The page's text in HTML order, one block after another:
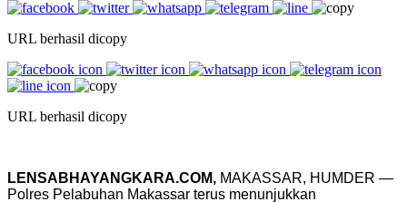
URL berhasil dicopy
URL berhasil dicopy
LENSABHAYANGKARA.COM, MAKASSAR, HUMDER —
Polres Pelabuhan Makassar terus menunjukkan